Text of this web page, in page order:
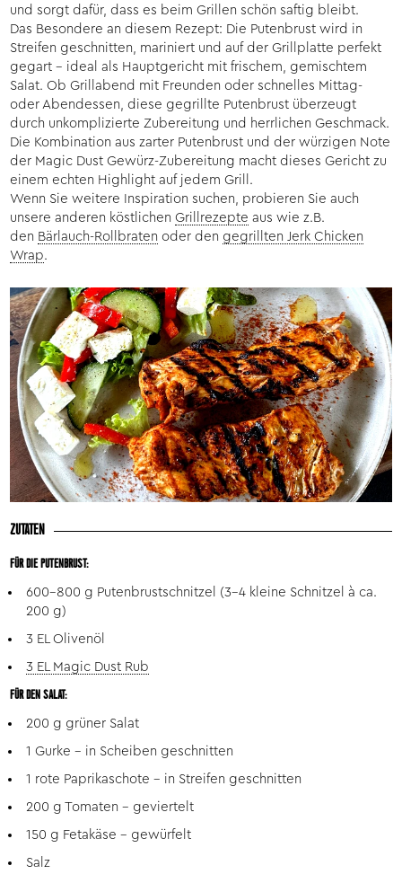
und sorgt dafür, dass es beim Grillen schön saftig bleibt.
Das Besondere an diesem Rezept: Die Putenbrust wird in
Streifen geschnitten, mariniert und auf der Grillplatte perfekt
gegart – ideal als Hauptgericht mit frischem, gemischtem
Salat. Ob Grillabend mit Freunden oder schnelles Mittag-
oder Abendessen, diese gegrillte Putenbrust überzeugt
durch unkomplizierte Zubereitung und herrlichen Geschmack.
Die Kombination aus zarter Putenbrust und der würzigen Note
der Magic Dust Gewürz-Zubereitung macht dieses Gericht zu
einem echten Highlight auf jedem Grill.
Wenn Sie weitere Inspiration suchen, probieren Sie auch
unsere anderen köstlichenGrillrezepte aus wie z.B.
den Bärlauch-Rollbraten oder den gegrillten Jerk Chicken
Wrap.
ZUTATEN
FÜR DIE PUTENBRUST:
600-800 g Putenbrustschnitzel (3-4 kleine Schnitzel à ca.
200 g)
3 EL Olivenöl
3 EL Magic Dust Rub
FÜR DEN SALAT:
200 g grüner Salat
1 Gurke – in Scheiben geschnitten
1 rote Paprikaschote – in Streifen geschnitten
200 g Tomaten – geviertelt
150 g Fetakäse – gewürfelt
Salz